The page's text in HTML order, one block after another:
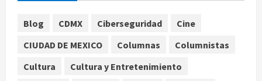
vida social a la de los hijos
agosto 6, 2026
Blog CDMX Ciberseguridad
Cine
CIUDAD DE MEXICO
Columnas
Columnistas
Cultura
Cultura y Entretenimiento